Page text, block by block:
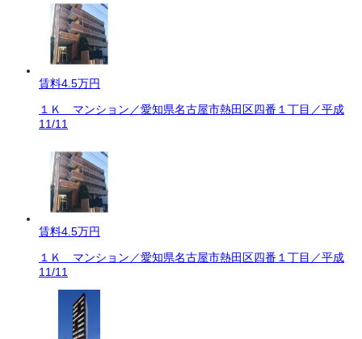
賃料4.5万円
１Ｋ マンション／愛知県名古屋市熱田区四番１丁目／平成
11/11
賃料4.5万円
１Ｋ マンション／愛知県名古屋市熱田区四番１丁目／平成
11/11